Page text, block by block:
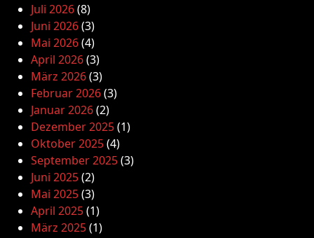
Juli 2026(8)
Juni 2026(3)
Mai 2026(4)
April 2026(3)
März 2026(3)
Februar 2026(3)
Januar 2026(2)
Dezember 2025(1)
Oktober 2025(4)
September 2025(3)
Juni 2025(2)
Mai 2025(3)
April 2025(1)
März 2025(1)